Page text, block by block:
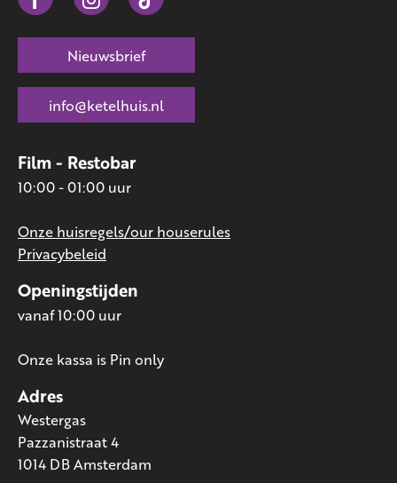
Adres
Westergas
Pazzanistraat 4
1014 DB Amsterdam
Openingstijden
vanaf 10:00 uur
Onze kassa is Pin only
Film - Restobar
10:00 - 01:00 uur
Onze huisregels/our houserules
Privacybeleid
Nieuwsbrief
info@ketelhuis.nl